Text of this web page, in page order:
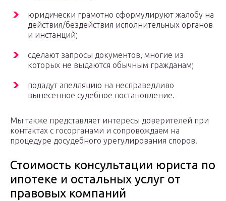
юридически грамотно сформулируют жалобу на
действия/бездействия исполнительных органов
и инстанций;
сделают запросы документов, многие из
которых не выдаются обычным гражданам;
подадут апелляцию на несправедливо
вынесенное судебное постановление.
Мы также представляет интересы доверителей при
контактах с госорганами и сопровождаем на
процедуре досудебного урегулирования споров.
Стоимость консультации юриста по
ипотеке и остальных услуг от
правовых компаний